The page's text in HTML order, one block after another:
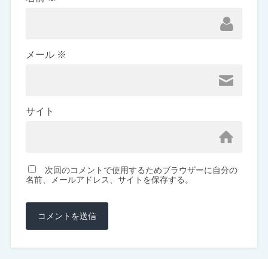
メール ※
サイト
次回のコメントで使用するためブラウザーに自分の
名前、メールアドレス、サイトを保存する。